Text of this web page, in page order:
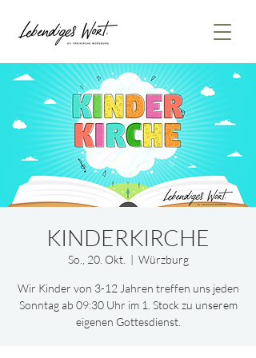
KINDERKIRCHE
So., 20. Okt.
  |
Würzburg
Wir Kinder von 3-12 Jahren treffen uns jeden
Sonntag ab 09:30 Uhr im 1. Stock zu unserem
eigenen Gottesdienst.